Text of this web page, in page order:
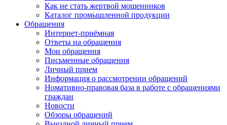
Как не стать жертвой мошенников
Каталог промышленной продукции
Обращения
Интернет-приёмная
Ответы на обращения
Мои обращения
Письменные обращения
Личный прием
Информация о рассмотрении обращений
Номативно-правовая база в работе с обращениями
граждан
Новости
Обзоры обращений